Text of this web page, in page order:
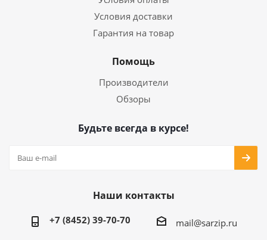
Условия доставки
Гарантия на товар
Помощь
Производители
Обзоры
Будьте всегда в курсе!
Наши контакты
+7 (8452) 39-70-70 mail@sarzip.ru